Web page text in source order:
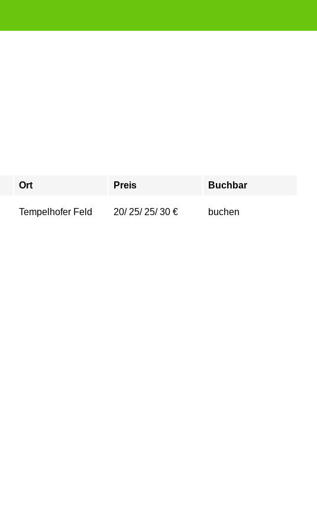
Ort Preis Buchbar
Tempelhofer Feld 20/ 25/ 25/ 30 € buchen